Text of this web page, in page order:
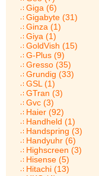
Giga (6)
Gigabyte (31)
Ginza (1)
Giya (1)
GoldVish (15)
G-Plus (9)
Gresso (35)
Grundig (33)
GSL (1)
GTran (3)
Gvc (3)
Haier (92)
Handheld (1)
Handspring (3)
Handyuhr (6)
Highscreen (3)
Hisense (5)
Hitachi (13)